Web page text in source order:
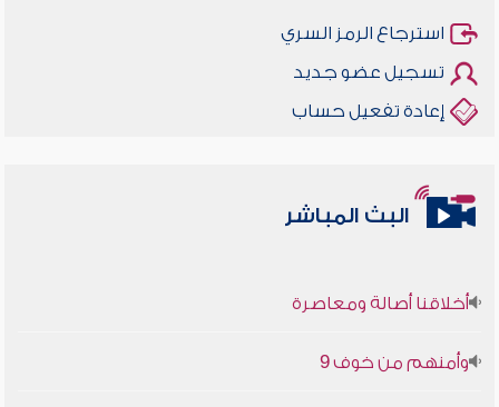
استرجاع الرمز السري
تسجيل عضو جديد
إعادة تفعيل حساب
البث المباشر